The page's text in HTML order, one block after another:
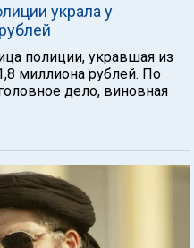
украла у
полиции, укравшая из
миллиона рублей. По
дело, виновная